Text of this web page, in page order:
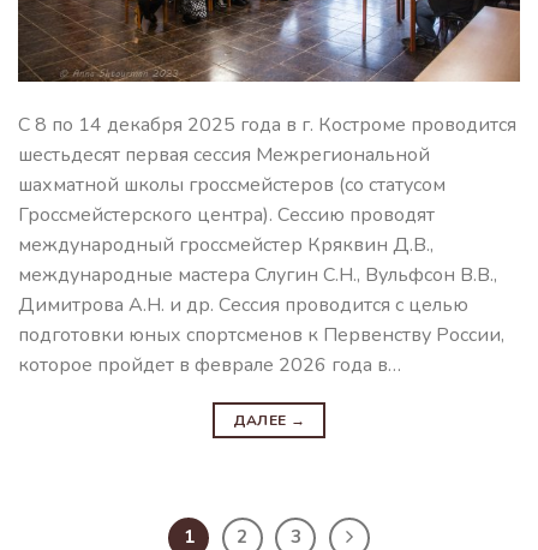
С 8 по 14 декабря 2025 года в г. Костроме проводится
шестьдесят первая сессия Межрегиональной
шахматной школы гроссмейстеров (со статусом
Гроссмейстерского центра). Сессию проводят
международный гроссмейстер Кряквин Д.В.,
международные мастера Слугин С.Н., Вульфсон В.В.,
Димитрова А.Н. и др. Сессия проводится с целью
подготовки юных спортсменов к Первенству России,
которое пройдет в феврале 2026 года в…
ДАЛЕЕ →
1 2 3